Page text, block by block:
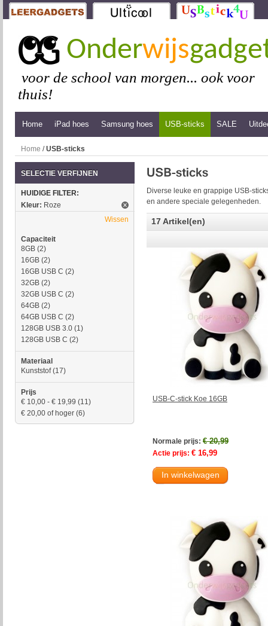
Onderwijs
voor de school van morgen... ook voor
thuis!
Home iPad hoes Samsung hoes USB-sticks SALE
Home /USB-sticks
Diverse leuke en grappige USB-
en andere speciale gelegenheden.
17 Artikel(en)
USB-C-stick Koe 16GB
Normale prijs: € 20,99
Actie prijs: € 16,99
In winkelwagen
SELECTIE VERFIJNEN
HUIDIGE FILTER:
Kleur: Roze
Wissen
Capaciteit
8GB (2)
16GB (2)
16GB USB C (2)
32GB (2)
32GB USB C (2)
64GB (2)
64GB USB C (2)
128GB USB 3.0 (1)
128GB USB C (2)
Materiaal
Kunststof(17)
Prijs
€ 10,00 - € 19,99 (11)
€ 20,00 of hoger (6)